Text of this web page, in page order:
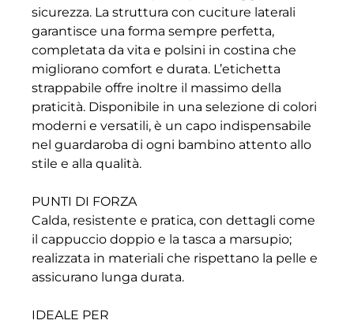
sicurezza. La struttura con cuciture laterali
garantisce una forma sempre perfetta,
completata da vita e polsini in costina che
migliorano comfort e durata. L’etichetta
strappabile offre inoltre il massimo della
praticità. Disponibile in una selezione di colori
moderni e versatili, è un capo indispensabile
nel guardaroba di ogni bambino attento allo
stile e alla qualità.
PUNTI DI FORZA
Calda, resistente e pratica, con dettagli come
il cappuccio doppio e la tasca a marsupio;
realizzata in materiali che rispettano la pelle e
assicurano lunga durata.
IDEALE PER